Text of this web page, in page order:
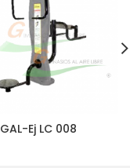
GAL-Ej LC 008